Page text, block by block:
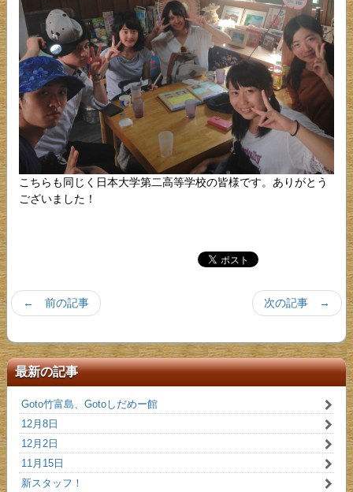
こちらも同じく日本大学第二高等学校の皆様です。ありがとう
ございました！
次の記事 →
← 前の記事
最新の記事
Goto竹富島、Gotoしだめー館
12月8日
12月2日
11月15日
新スタッフ！